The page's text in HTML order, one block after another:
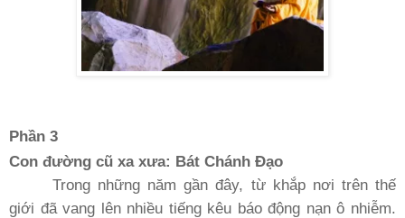
Phần 3
Con đường cũ xa xưa: Bát Chánh Ðạo
Trong những năm gần đây, từ khắp nơi trên thế
giới đã vang lên nhiều tiếng kêu báo động nạn ô nhiễm.